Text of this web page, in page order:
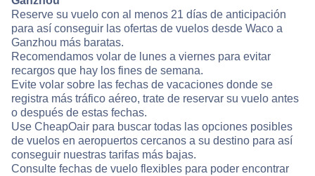
Reserve su vuelo con al menos 21 días de anticipación
para así conseguir las ofertas de vuelos desde Waco a
Ganzhou más baratas.
Recomendamos volar de lunes a viernes para evitar
recargos que hay los fines de semana.
Evite volar sobre las fechas de vacaciones donde se
registra más tráfico aéreo, trate de reservar su vuelo antes
o después de estas fechas.
Use CheapOair para buscar todas las opciones posibles
de vuelos en aeropuertos cercanos a su destino para así
conseguir nuestras tarifas más bajas.
Consulte fechas de vuelo flexibles para poder encontrar